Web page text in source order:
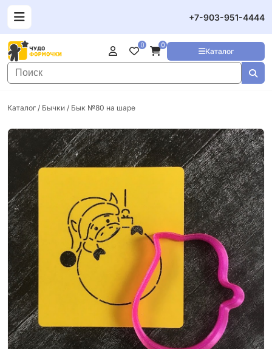
+7-903-951-4444
Каталог
0 0
Каталог / Бычки / Бык №80 на шаре